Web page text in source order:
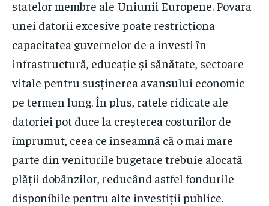
statelor membre ale Uniunii Europene. Povara
unei datorii excesive poate restricționa
capacitatea guvernelor de a investi în
infrastructură, educație și sănătate, sectoare
vitale pentru susținerea avansului economic
pe termen lung. În plus, ratele ridicate ale
datoriei pot duce la creșterea costurilor de
împrumut, ceea ce înseamnă că o mai mare
parte din veniturile bugetare trebuie alocată
plății dobânzilor, reducând astfel fondurile
disponibile pentru alte investiții publice.